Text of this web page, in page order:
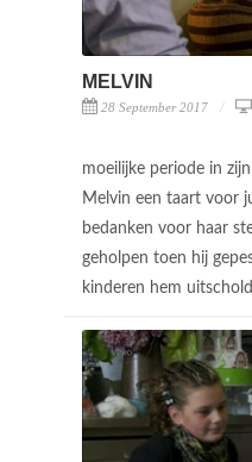
MELVIN
28 September 2017
moeilijke periode in
Melvin een taart voor
bedanken voor haar
geholpen toen hij
kinderen hem